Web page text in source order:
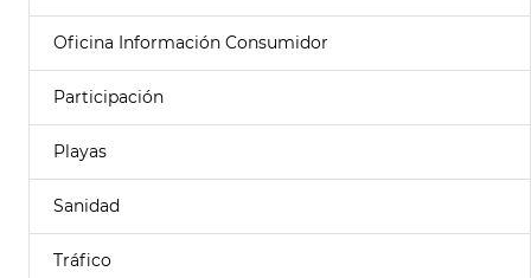
Oficina Información Consumidor
Participación
Playas
Sanidad
Tráfico